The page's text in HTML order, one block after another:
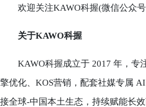
欢迎关注KAWO科握(微信公众号
关于KAWO科握
KAWO科握成立于 2017 年，专注
擎优化、KOS营销，配套社媒专属
接全球-中国本土生态，持续赋能长效